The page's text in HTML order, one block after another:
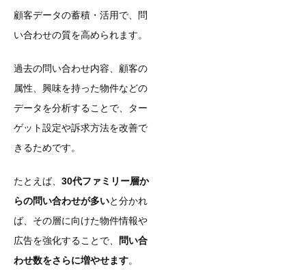
顧客データの蓄積・活用で、問
い合わせの質を高められます。
過去の問い合わせ内容、顧客の
属性、興味を持った物件などの
データを分析することで、ター
ゲット設定や訴求方法を改善で
きるためです。
たとえば、 30代ファミリー層か
らの問い合わせが多いと分かれ
ば、その層に向けた物件情報や
広告を強化することで、
問い合
わせ数をさらに増やせます。